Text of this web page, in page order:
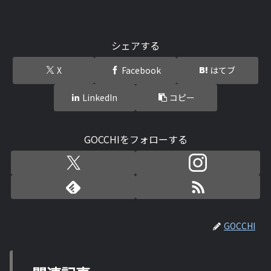
シェアする
X Facebook はてブ
LinkedIn コピー
GOCCHIをフォローする
GOCCHI